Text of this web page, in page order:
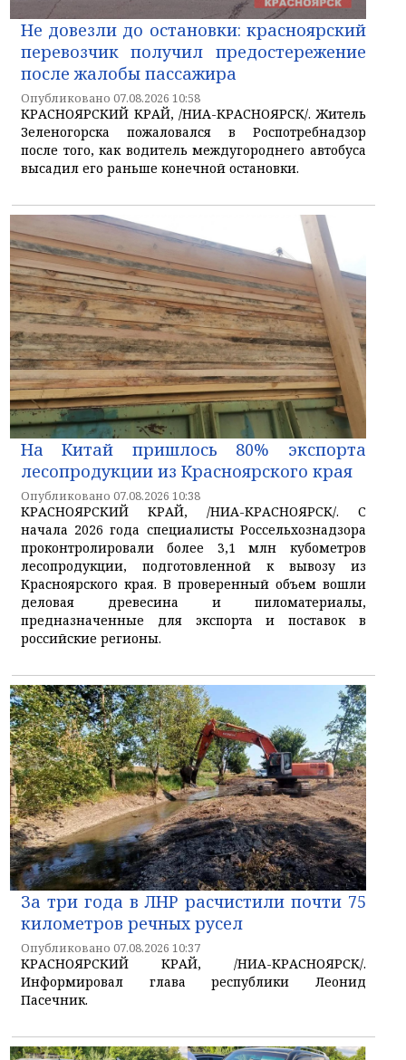
Не довезли до остановки: красноярский
перевозчик получил предостережение
после жалобы пассажира
Опубликовано 07.08.2026 10:58
КРАСНОЯРСКИЙ КРАЙ, /НИА-КРАСНОЯРСК/. Житель
Зеленогорска пожаловался в Роспотребнадзор
после того, как водитель междугороднего автобуса
высадил его раньше конечной остановки.
На Китай пришлось 80% экспорта
лесопродукции из Красноярского края
Опубликовано 07.08.2026 10:38
КРАСНОЯРСКИЙ КРАЙ, /НИА-КРАСНОЯРСК/. С
начала 2026 года специалисты Россельхознадзора
проконтролировали более 3,1 млн кубометров
лесопродукции, подготовленной к вывозу из
Красноярского края. В проверенный объем вошли
деловая древесина и пиломатериалы,
предназначенные для экспорта и поставок в
российские регионы.
За три года в ЛНР расчистили почти 75
километров речных русел
Опубликовано 07.08.2026 10:37
КРАСНОЯРСКИЙ КРАЙ, /НИА-КРАСНОЯРСК/.
Информировал глава республики Леонид
Пасечник.